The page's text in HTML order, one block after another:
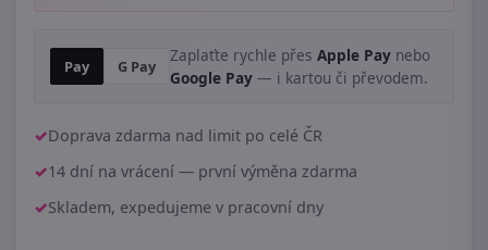
Pay G Pay
Zaplaťte rychle přes Apple Pay nebo
Google Pay — i kartou či převodem.
Doprava zdarma nad limit po celé ČR
14 dní na vrácení — první výměna zdarma
Skladem, expedujeme v pracovní dny